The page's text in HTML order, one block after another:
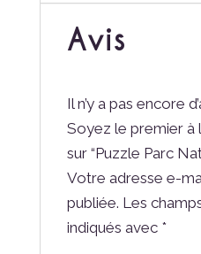
Avis
Il n’y a pas encore
Soyez le premier à
sur “Puzzle Parc
Votre adresse e-
publiée. Les
indiqués avec *